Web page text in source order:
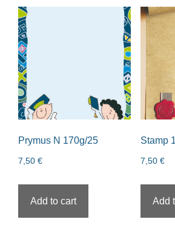
Prymus N 170g/25
7,50 €
Add to cart
Stamp
7,50 €
Add